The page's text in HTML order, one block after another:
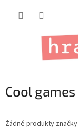
Cool games
Žádné produkty značky